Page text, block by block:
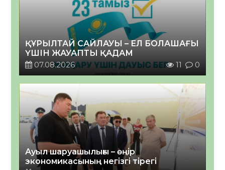
ҚҰРЫЛТАЙ САЙЛАУЫ – ЕЛ БОЛАШАҒЫ
ҮШІН ЖАУАПТЫ ҚАДАМ
07.08.2026
11 0
Ауыл шаруашылығы – өңір
экономикасының негізгі тірегі